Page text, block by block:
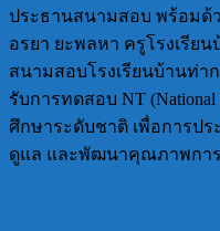
ประธานสนามสอบ พร้อมด้
อรยา ยะพลหา ครูโรงเรีย
สนามสอบโรงเรียนบ้านท่า
รับการทดสอบ NT
ศึกษาระดับชาติ เพื่อการป
ดูแล และพัฒนาคุณภาพการ